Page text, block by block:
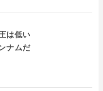
は低い
ナムだ